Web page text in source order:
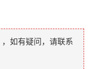
，如有疑问，请联系